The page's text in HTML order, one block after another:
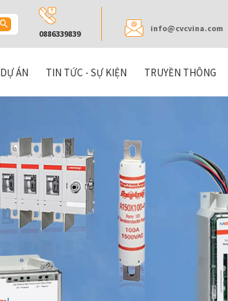
0886339839
info@cvcvina.com
DỰ ÁN TIN TỨC - SỰ KIỆN TRUYỀN THÔNG